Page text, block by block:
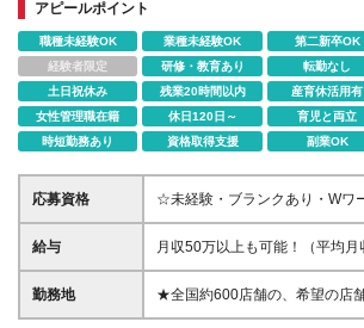
アピールポイント
職種未経験OK 業種未経験OK 第二新卒OK
経験者限定
研修・教育あり 転勤なし
土日祝休み
残業20時間以内 産育休活用有
女性管理職在籍
休日120日～ 育児と両立
時短勤務あり
資格取得支援 副業OK
応募資格
☆未経験・ブランクあり・Wワ
★お子様がいる方や介護中の方
ます♪ ★業種・職種ともに未経
ブランクはいっさい問いません
能な方歓迎！
給与
月収50万以上も可能！（平均
ップ水準！60分コース1回につ
詳細は面談でご説明いたします ＼りらくるだから稼
勤務地
★全国約600店舗の、希望の店
ニング店舗あり！日によって違